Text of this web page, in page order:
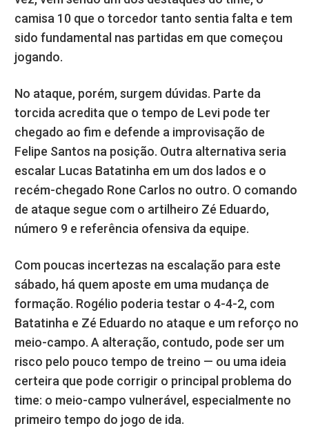
camisa 10 que o torcedor tanto sentia falta e tem
sido fundamental nas partidas em que começou
jogando.
No ataque, porém, surgem dúvidas. Parte da
torcida acredita que o tempo de Levi pode ter
chegado ao fim e defende a improvisação de
Felipe Santos na posição. Outra alternativa seria
escalar Lucas Batatinha em um dos lados e o
recém-chegado Rone Carlos no outro. O comando
de ataque segue com o artilheiro Zé Eduardo,
número 9 e referência ofensiva da equipe.
Com poucas incertezas na escalação para este
sábado, há quem aposte em uma mudança de
formação. Rogélio poderia testar o 4-4-2, com
Batatinha e Zé Eduardo no ataque e um reforço no
meio-campo. A alteração, contudo, pode ser um
risco pelo pouco tempo de treino — ou uma ideia
certeira que pode corrigir o principal problema do
time: o meio-campo vulnerável, especialmente no
primeiro tempo do jogo de ida.